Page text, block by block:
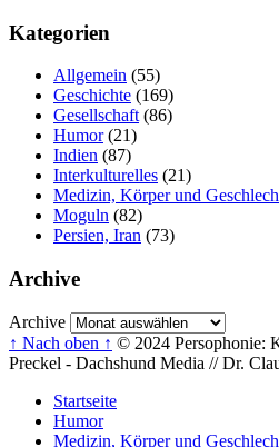
Kategorien
Allgemein (55)
Geschichte (169)
Gesellschaft (86)
Humor(21)
Indien (87)
Interkulturelles (21)
Medizin, Körper und
Moguln (82)
Persien, Iran (73)
Archive
Archive
↑ Nach oben ↑ © 2024 Persophonie:
Preckel - Dachshund Media // Dr.
Startseite
Humor
Medizin, Körper und